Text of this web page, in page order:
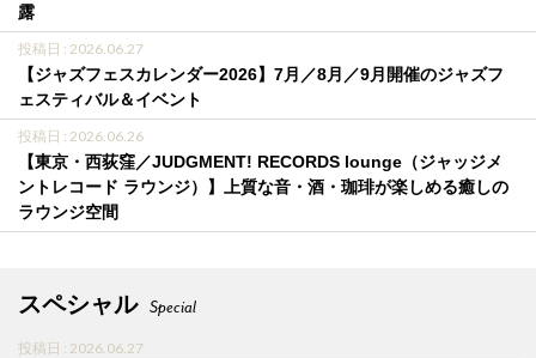
露
投稿日 : 2026.06.27
【ジャズフェスカレンダー2026】7月／8月／9月開催のジャズフ
ェスティバル＆イベント
投稿日 : 2026.06.26
【東京・西荻窪／JUDGMENT! RECORDS lounge（ジャッジメ
ントレコード ラウンジ）】上質な音・酒・珈琲が楽しめる癒しの
ラウンジ空間
スペシャル Special
投稿日 : 2026.06.27